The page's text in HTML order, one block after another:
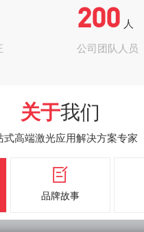
200 人
公司团队人员
关于我们
式高端激光应用解决方案专家

品牌故事